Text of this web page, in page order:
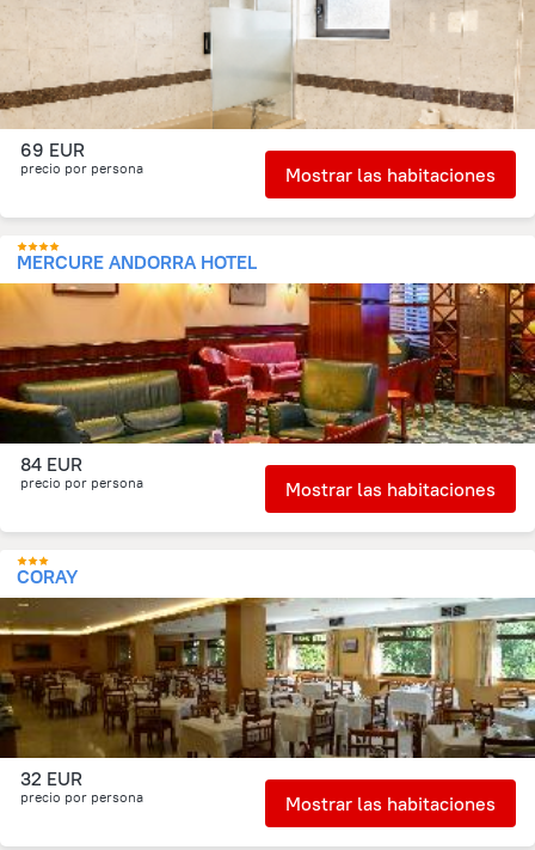
69 EUR
precio por persona Mostrar las habitaciones
MERCURE ANDORRA HOTEL
84 EUR
precio por persona Mostrar las habitaciones
CORAY
32 EUR
precio por persona Mostrar las habitaciones